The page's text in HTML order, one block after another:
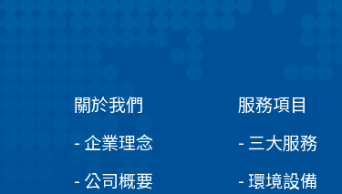
關於我們
- 企業理念
- 公司概要
服務項目
- 三大服務
- 環境設備